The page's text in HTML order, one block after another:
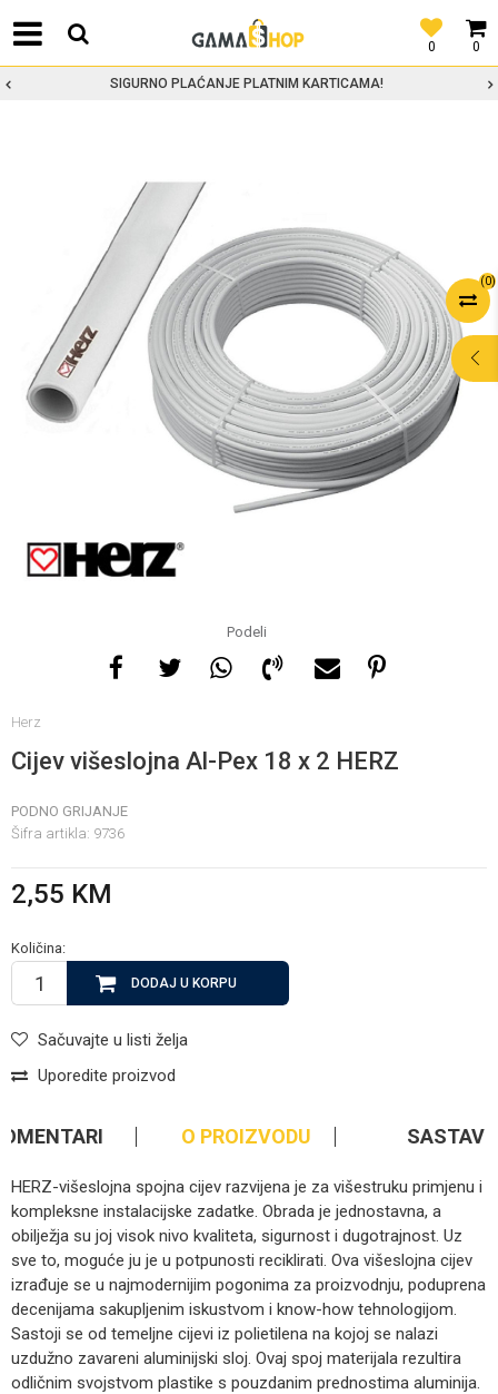
0
0
SIGURNO PLAĆANJE PLATNIM KARTICAMA!
(0)
Podeli
Herz
Cijev višeslojna Al-Pex 18 x 2 HERZ
PODNO GRIJANJE
Šifra artikla: 9736
2,55 KM
Količina:
DODAJ U KORPU
Sačuvajte u listi želja
Uporedite proizvod
POMOĆ PRI
KUPOVINI
nedelje
O PROIZVODU SASTAV
HERZ-višeslojna spojna cijev razvijena je za višestruku primjenu i
kompleksne instalacijske zadatke. Obrada je jednostavna, a
obilježja su joj visok nivo kvaliteta, sigurnost i dugotrajnost. Uz
sve to, moguće ju je u potpunosti reciklirati. Ova višeslojna cijev
izrađuje se u najmodernijim pogonima za proizvodnju, poduprena
decenijama sakupljenim iskustvom i know-how tehnologijom.
Sastoji se od temeljne cijevi iz polietilena na kojoj se nalazi
uzdužno zavareni aluminijski sloj. Ovaj spoj materijala rezultira
odličnim svojstvom plastike s pouzdanim prednostima aluminija.